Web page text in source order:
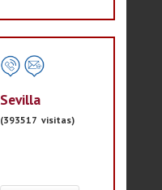
Sevilla
(393517 visitas)